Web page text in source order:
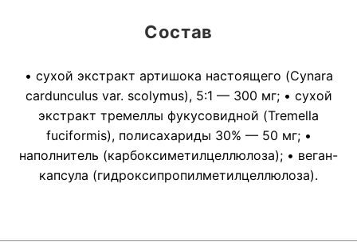
Состав
• сухой экстракт артишока настоящего (Cynara
cardunculus var. scolymus), 5:1 — 300 мг; • сухой
экстракт тремеллы фукусовидной (Tremella
fuciformis), полисахариды 30% — 50 мг; •
наполнитель (карбоксиметилцеллюлоза); • веган-
капсула (гидроксипропилметилцеллюлоза).